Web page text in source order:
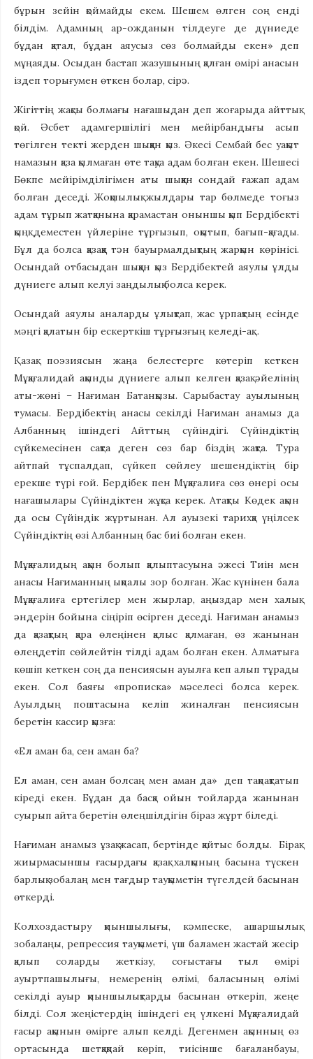
бұрын зейін қоймайды екем. Шешем өлген соң енді
білдім. Адамның ар-ожданын тілдеуге де дүниеде
бұдан қатал, бұдан аяусыз сөз болмайды екен» деп
мұңаяды. Осыдан бастап жазушының қалған өмірі анасын
іздеп торығумен өткен болар, сірә.
Жігіттің жақсы болмағы нағашыдан деп жоғарыда айттық
қой. Әсбет адамгершілігі мен мейірбандығы асып
төгілген текті жерден шыққан қыз. Әкесі Сембай бес уақыт
намазын қаза қылмаған өте тақуа адам болған екен. Шешесі
Бөкпе мейірімділігімен аты шыққан сондай ғажап адам
болған деседі. Жоқшылық жылдары тар бөлмеде тоғыз
адам тұрып жатқанына қарамастан оныншы қып Бердібекті
қыңқ деместен үйлеріне тұрғызып, оқытып, бағып-қағады.
Бұл да болса қазаққа тән бауырмалдықтың жарқын көрінісі.
Осындай отбасыдан шыққан қыз Бердібектей аяулы ұлды
дүниеге алып келуі заңдылық болса керек.
Осындай аяулы аналарды ұлықтап, жас ұрпақтың есінде
мәңгі қалатын бір ескерткіш тұрғызғың келеді-ақ…
Қазақ поэзиясын жаңа белестерге көтеріп кеткен
Мұқағалидай ақынды дүниеге алып келген қазақ әйелінің
аты-жөні – Нағиман Батанқызы. Сарыбастау ауылының
тумасы. Бердібектің анасы секілді Нағиман анамыз да
Албанның ішіндегі Айттың сүйіндігі. Сүйіндіктің
сүйкемесінен сақта деген сөз бар біздің жақта. Тура
айтпай тұспалдап, сүйкеп сөйлеу шешендіктің бір
ерекше түрі ғой. Бердібек пен Мұқағалиға сөз өнері осы
нағашылары Сүйіндіктен жұқса керек. Атақты Көдек ақын
да осы Сүйіндік жұртынан. Ал ауызекі тарихқа үңілсек
Сүйіндіктің өзі Албанның бас биі болған екен.
Мұқағалидың ақын болып қалыптасуына әжесі Тиін мен
анасы Нағиманның ықпалы зор болған. Жас күнінен бала
Мұқағалиға ертегілер мен жырлар, аңыздар мен халық
әндерін бойына сіңіріп өсірген деседі. Нағиман анамыз
да қазақтың қара өлеңінен қалыс қалмаған, өз жанынан
өлеңдетіп сөйлейтін тілді адам болған екен. Алматыға
көшіп кеткен соң да пенсиясын ауылға кеп алып тұрады
екен. Сол баяғы «прописка» мәселесі болса керек.
Ауылдың поштасына келіп жиналған пенсиясын
беретін кассир қызға:
«Ел аман ба, сен аман ба?
Ел аман, сен аман болсаң мен аман да» деп тақпақтатып
кіреді екен. Бұдан да басқа ойын тойларда жанынан
суырып айта беретін өлеңшілдігін біраз жұрт біледі.
Нағиман анамыз ұзақ жасап, бертінде қайтыс болды. Бірақ
жиырмасыншы ғасырдағы қазақ халқының басына түскен
барлық зобалаң мен тағдыр тауқыметін түгелдей басынан
өткерді.
Колхоздастыру қиыншылығы, кәмпеске, ашаршылық
зобалаңы, репрессия тауқыметі, үш баламен жастай жесір
қалып соларды жеткізу, соғыстағы тыл өмірі
ауыртпашылығы, немеренің өлімі, баласының өлімі
секілді ауыр қиыншылықтарды басынан өткеріп, жеңе
білді. Сол жеңістердің ішіндегі ең үлкені Мұқағалидай
ғасыр ақынын өмірге алып келді. Дегенмен ақынның өз
ортасында шетқақпай көріп, тиісінше бағаланбауы,